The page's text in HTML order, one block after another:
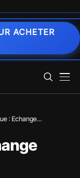
ACHETER
: Echange